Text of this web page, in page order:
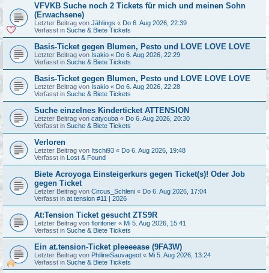
VFVKB Suche noch 2 Tickets für mich und meinen Sohn
(Erwachsene)
Letzter Beitrag von Jählings « Do 6. Aug 2026, 22:39
Verfasst in Suche & Biete Tickets
Basis-Ticket gegen Blumen, Pesto und LOVE LOVE LOVE
Letzter Beitrag von Isakio « Do 6. Aug 2026, 22:29
Verfasst in Suche & Biete Tickets
Basis-Ticket gegen Blumen, Pesto und LOVE LOVE LOVE
Letzter Beitrag von Isakio « Do 6. Aug 2026, 22:28
Verfasst in Suche & Biete Tickets
Suche einzelnes Kinderticket ATTENSION
Letzter Beitrag von catycuba « Do 6. Aug 2026, 20:30
Verfasst in Suche & Biete Tickets
Verloren
Letzter Beitrag von Itschi93 « Do 6. Aug 2026, 19:48
Verfasst in Lost & Found
Biete Acroyoga Einsteigerkurs gegen Ticket(s)! Oder Job
gegen Ticket
Letzter Beitrag von Circus_Schleni « Do 6. Aug 2026, 17:04
Verfasst in at.tension #11 | 2026
At:Tension Ticket gesucht ZTS9R
Letzter Beitrag von floritoner « Mi 5. Aug 2026, 15:41
Verfasst in Suche & Biete Tickets
Ein at.tension-Ticket pleeeease (9FA3W)
Letzter Beitrag von PhilineSauvageot « Mi 5. Aug 2026, 13:24
Verfasst in Suche & Biete Tickets